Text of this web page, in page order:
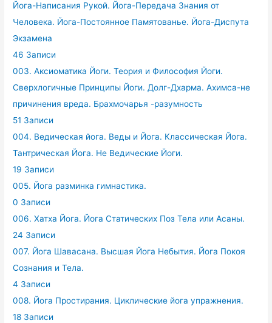
Йога-Написания Рукой. Йога-Передача Знания от
Человека. Йога-Постоянное Памятованье. Йога-Диспута
Экзамена
46 Записи
003. Аксиоматика Йоги. Теория и Философия Йоги.
Сверхлогичные Принципы Йоги. Долг-Дхарма. Ахимса-не
причинения вреда. Брахмочарья -разумность
51 Записи
004. Ведическая йога. Веды и Йога. Классическая Йога.
Тантрическая Йога. Не Ведические Йоги.
19 Записи
005. Йога разминка гимнастика.
0 Записи
006. Хатха Йога. Йога Статических Поз Тела или Асаны.
24 Записи
007. Йога Шавасана. Высшая Йога Небытия. Йога Покоя
Сознания и Тела.
4 Записи
008. Йога Простирания. Циклические йога упражнения.
18 Записи